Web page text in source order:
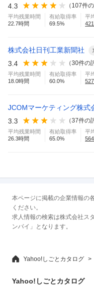
4.3
（ 107件の
平均残業時間
22.7時間
有給取得率
69.5%
平
421
株式会社日刊工業新聞社
3.4 （30件の
平均残業時間
18.0時間
有給取得率
60.0%
平
527
JCOMマーケティング株式
3.3 （37件の
平均残業時間
26.3時間
有給取得率
65.0%
平
564
本ページに掲載の企業情報の
ください。
求人情報の検索は株式会社ス
ンバイ」となります。
Yahoo!しごとカタログ
Yahoo!しごとカタログ